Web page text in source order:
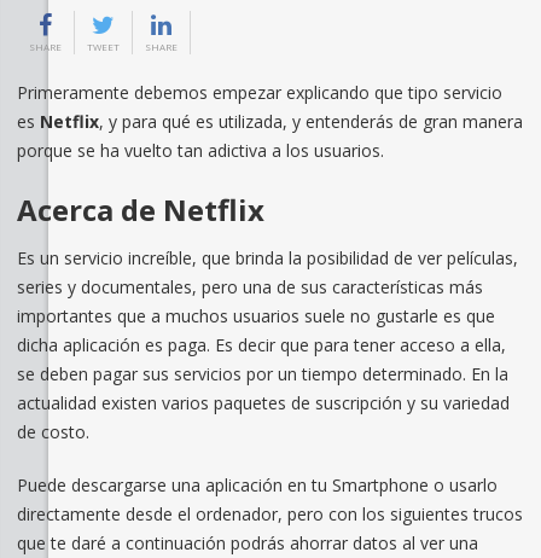
SHARE TWEET SHARE
Primeramente debemos empezar explicando que tipo servicio
es Netflix, y para qué es utilizada, y entenderás de gran manera
porque se ha vuelto tan adictiva a los usuarios.
Acerca de Netflix
Es un servicio increíble, que brinda la posibilidad de ver películas,
series y documentales, pero una de sus características más
importantes que a muchos usuarios suele no gustarle es que
dicha aplicación es paga. Es decir que para tener acceso a ella,
se deben pagar sus servicios por un tiempo determinado. En la
actualidad existen varios paquetes de suscripción y su variedad
de costo.
Puede descargarse una aplicación en tu Smartphone o usarlo
directamente desde el ordenador, pero con los siguientes trucos
que te daré a continuación podrás ahorrar datos al ver una